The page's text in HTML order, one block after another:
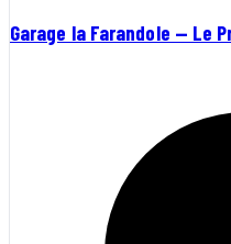
Garage la Farandole — Le